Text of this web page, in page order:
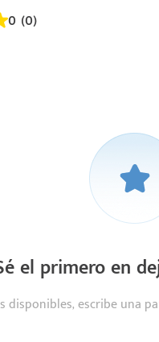
0 (0)
el primero en
disponibles, escribe una